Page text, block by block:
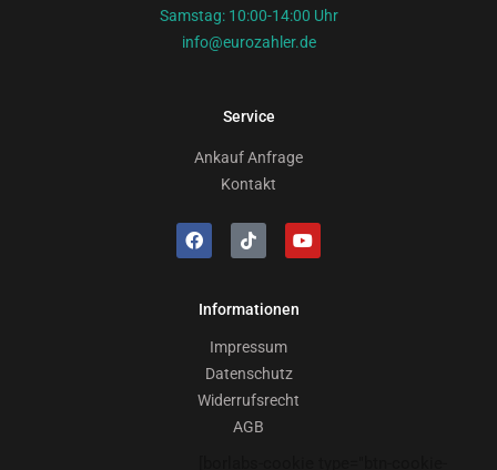
Samstag: 10:00-14:00 Uhr
info@eurozahler.de
Service
Ankauf Anfrage
Kontakt
Informationen
Impressum
Datenschutz
Widerrufsrecht
AGB